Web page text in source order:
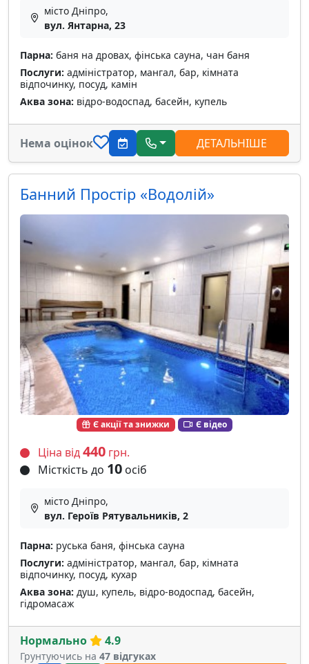
місто Дніпро,
вул. Янтарна, 23
Парна: баня на дровах, фінська сауна, чан баня
Послуги: адміністратор, мангал, бар, кімната
відпочинку, посуд, камін
Аква зона: відро-водоспад, басейн, купель
Нема оцінок ДЕТАЛЬНІШЕ
Є акції та знижки Є відео
Банний Простір «Водолій»
Ціна від440 грн.
Місткість до 10 осіб
місто Дніпро,
вул. Героїв Рятувальників, 2
Парна: руська баня, фінська сауна
Послуги: адміністратор, мангал, бар, кімната
відпочинку, посуд, кухар
Аква зона: душ, купель, відро-водоспад, басейн,
гідромасаж
Нормально 4.9
Грунтуючись на 47 відгуках